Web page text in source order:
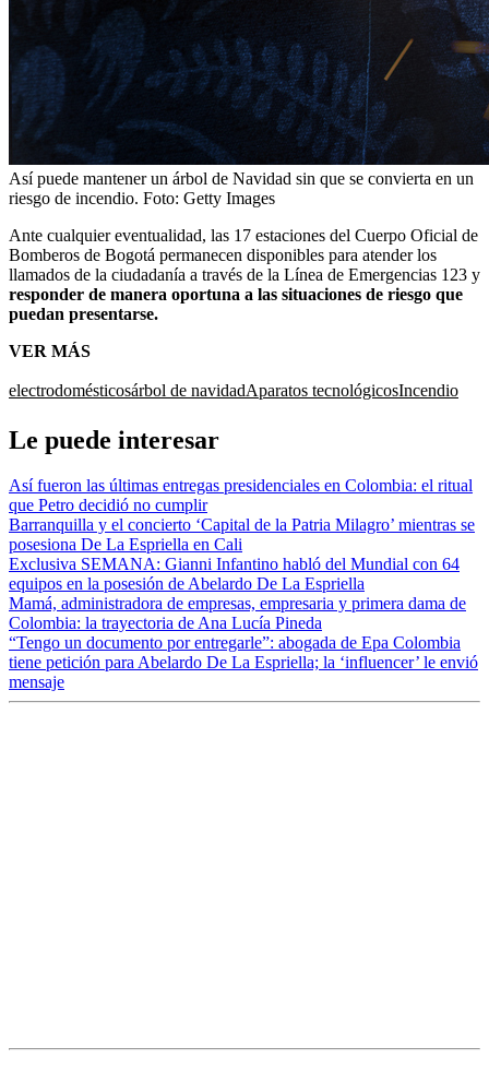
Así puede mantener un árbol de Navidad sin que se convierta en un
riesgo de incendio. Foto: Getty Images
Ante cualquier eventualidad, las 17 estaciones del Cuerpo Oficial de
Bomberos de Bogotá permanecen disponibles para atender los
llamados de la ciudadanía a través de la Línea de Emergencias 123 y
responder de manera oportuna a las situaciones de riesgo que
puedan presentarse.
VER MÁS
electrodomésticosárbol de navidadAparatos tecnológicosIncendio
Le puede interesar
Así fueron las últimas entregas presidenciales en Colombia: el ritual
que Petro decidió no cumplir
Barranquilla y el concierto ‘Capital de la Patria Milagro’ mientras se
posesiona De La Espriella en Cali
Exclusiva SEMANA: Gianni Infantino habló del Mundial con 64
equipos en la posesión de Abelardo De La Espriella
Mamá, administradora de empresas, empresaria y primera dama de
Colombia: la trayectoria de Ana Lucía Pineda
“Tengo un documento por entregarle”: abogada de Epa Colombia
tiene petición para Abelardo De La Espriella; la ‘influencer’ le envió
mensaje